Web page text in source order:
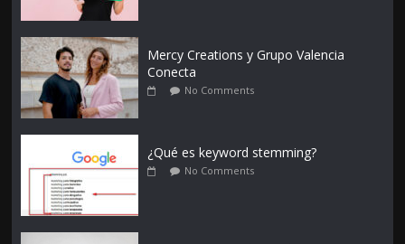
Mercy Creations y Grupo Valencia
Conecta
No Comments
¿Qué es keyword stemming?
No Comments